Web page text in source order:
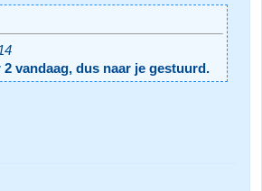
2 vandaag, dus naar je gestuurd.